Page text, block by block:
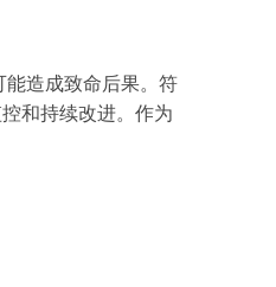
造成致命后果。符
和持续改进。作为